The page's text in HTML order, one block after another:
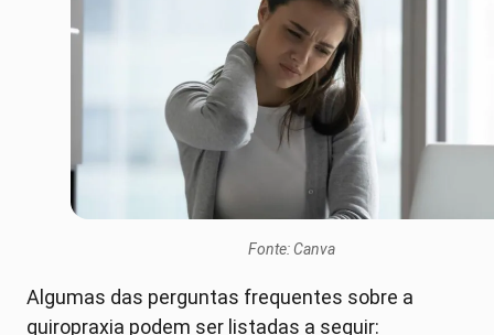
Fonte: Canva
Algumas das perguntas frequentes sobre a
quiropraxia podem ser listadas a seguir: